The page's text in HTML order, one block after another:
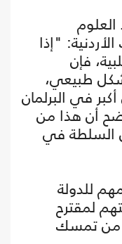
"إذا
فإن
طبيعي،
في البرلمان
أن هذا من
السلطة في
للدولة
لمقترح
من تمسك